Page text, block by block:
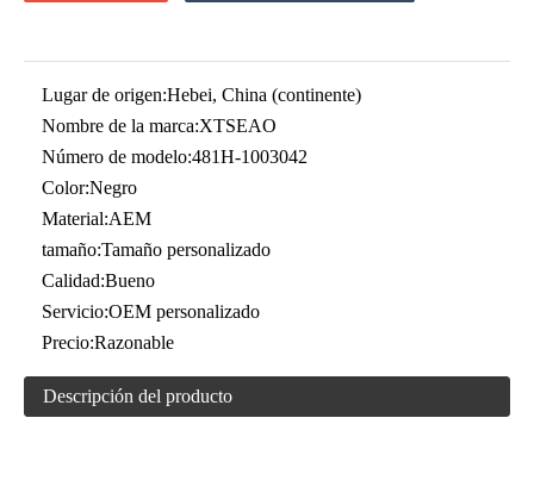
Lugar de origen:Hebei, China (continente)
Nombre de la marca:XTSEAO
Número de modelo:481H-1003042
Color:Negro
Material:AEM
tamaño:Tamaño personalizado
Calidad:Bueno
Servicio:OEM personalizado
Precio:Razonable
Descripción del producto